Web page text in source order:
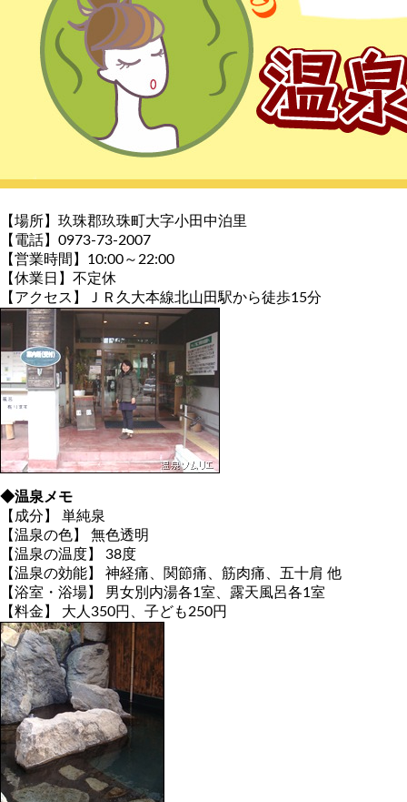
【場所】玖珠郡玖珠町大字小田中泊里
【電話】0973-73-2007
【営業時間】10:00～22:00
【休業日】不定休
【アクセス】ＪＲ久大本線北山田駅から徒歩15分
◆温泉メモ
【成分】 単純泉
【温泉の色】 無色透明
【温泉の温度】 38度
【温泉の効能】 神経痛、関節痛、筋肉痛、五十肩 他
【浴室・浴場】 男女別内湯各1室、露天風呂各1室
【料金】 大人350円、子ども250円